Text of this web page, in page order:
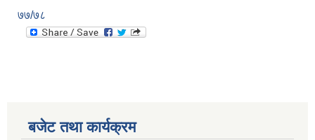
७७/७८
बजेट तथा कार्यक्रम